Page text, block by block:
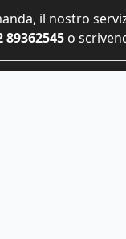
il nostro
89362545 o